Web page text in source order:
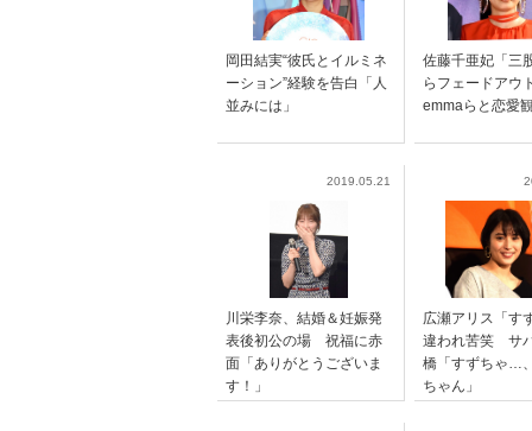
岡田結実“彼氏とイルミネ
ーション”経験を告白「人
並みには」
佐藤千亜妃「三
らフェードア
emmaらと恋愛
2019.05.21
川栄李奈、結婚＆妊娠発
表後初公の場 祝福に赤
面「ありがとうございま
す！」
広瀬アリス「す
違われ苦笑 サ
橋「すずちゃ…
ちゃん」